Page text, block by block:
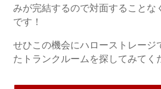
みが完結するので対面することな
です！
せひこの機会にハローストレージ
たトランクルームを探してみてく